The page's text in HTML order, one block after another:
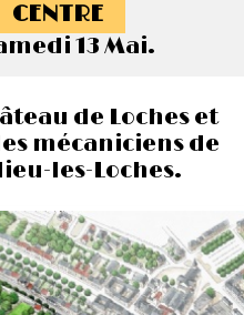
CENTRE
13 Mai.
de Loches et
mécaniciens de
les-Loches.